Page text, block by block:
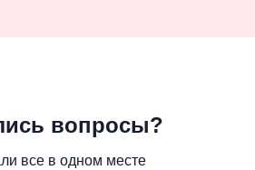
все в одном месте
вопросы?